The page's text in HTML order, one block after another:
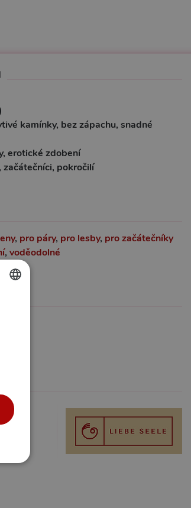
kamínky, bez zápachu, snadné
erotické zdobení
začátečníci, pokročilí
, pro páry, pro lesby, pro začátečníky
, voděodolné